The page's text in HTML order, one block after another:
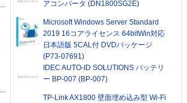
アコンバータ (DN1800SG2E)
Microsoft Windows Server Standard
2019 16コアライセンス 64bitWin対応
日本語版 5CAL付 DVDパッケージ
(P73-07691)
IDEC AUTO-ID SOLUTIONS バッテリ
ー BP-007 (BP-007)
TP-Link AX1800 壁面埋め込み型 Wi-Fi